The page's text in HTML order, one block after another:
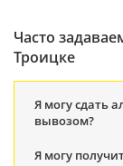
Часто
Троицке
Я могу сдать
вывозом?
Я могу